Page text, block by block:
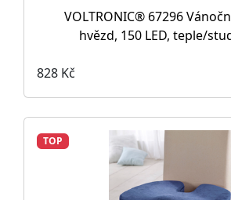
VOLTRONIC® 67296
hvězd, 150 LED, teple/
828 Kč
TOP